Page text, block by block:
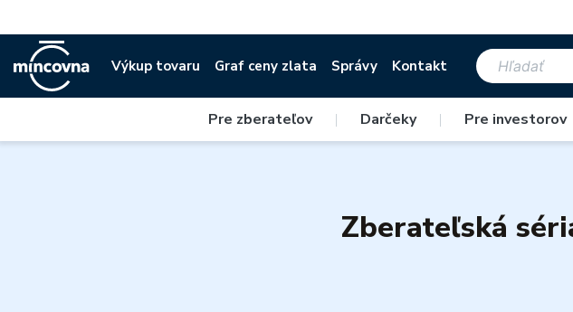
Výkup tovaru Graf ceny zlata Správy Kontakt
Pre zberateľov | Darčeky | Pre investorov
Zberateľská